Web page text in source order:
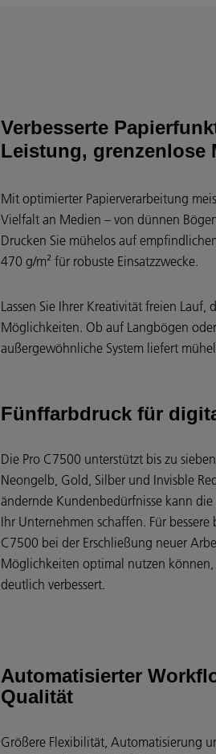
Verbesserte
Leistung, grenzenlose
Mit optimierter Papierverarbeitung
Vielfalt an Medien – von dünnen
Drucken Sie mühelos auf
470 g/m² für robuste Einsatzzwecke.
Lassen Sie Ihrer Kreativität freien
Möglichkeiten. Ob auf Langbögen
außergewöhnliche System liefert
Fünffarbdruck für
Die Pro C7500 unterstützt bis zu
Neongelb, Gold, Silber und Invisble
ändernde Kundenbedürfnisse kann
Ihr Unternehmen schaffen. Für
C7500 bei der Erschließung neuer
Möglichkeiten optimal nutzen
deutlich verbessert.
Automatisierter
Qualität
Größere Flexibilität, Automatisierung